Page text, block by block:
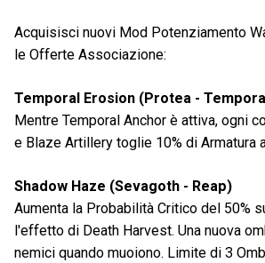
Acquisisci nuovi Mod Potenziamento
le Offerte Associazione:
Temporal Erosion (Protea -
Mentre Temporal Anchor è attiva, ogni
e Blaze Artillery toglie 10% di Armatura
Shadow Haze (Sevagoth - Reap)
Aumenta la Probabilità Critico del 50%
l'effetto di Death Harvest. Una nuova
nemici quando muoiono. Limite di 3